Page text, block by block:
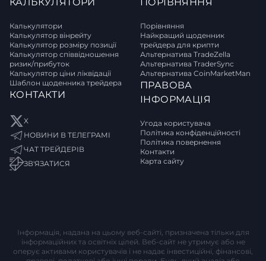
Калькулятори
Калькулятор вінрейту
Калькулятор розміру позиції
Калькулятор співвідношення
ризик/прибуток
Калькулятор ціни ліквідації
Шаблон щоденника трейдера
КОНТАКТИ
X
НОВИНИ В ТЕЛЕГРАМІ
ЧАТ ТРЕЙДЕРІВ
ЗВ'ЯЗАТИСЯ
Порівняння
Найкращий щоденник
трейдера для крипти
Альтернатива TradeZella
Альтернатива TraderSync
Альтернатива CoinMarketMan
ПРАВОВА
ІНФОРМАЦІЯ
Угода користувача
Політика конфіденційності
Політика повернення
Контакти
Карта сайту
Інформація, надана на цьому веб-сайті, призначена тільки для
інформаційних та освітніх цілей. Веб-сайт не утримує або не
оперує активами користувачів і не надає інвестиційні, фінансові,